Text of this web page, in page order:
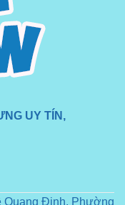
UY TÍN,
Quang Định, Phường